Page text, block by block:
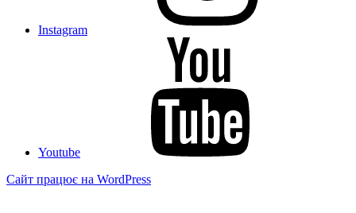
Instagram
Youtube
Сайт працює на WordPress